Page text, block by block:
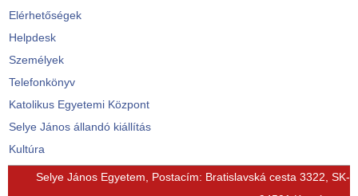
Elérhetőségek
Helpdesk
Személyek
Telefonkönyv
Katolikus Egyetemi Központ
Selye János állandó kiállítás
Kultúra
© FreeJoomla! 3 Modules - by VinaGecko.com
Selye János Egyetem, Postacím: Bratislavská cesta 3322, SK-